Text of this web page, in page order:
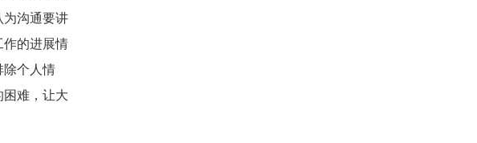
为沟通要讲
作的进展情
除个人情
难，让大